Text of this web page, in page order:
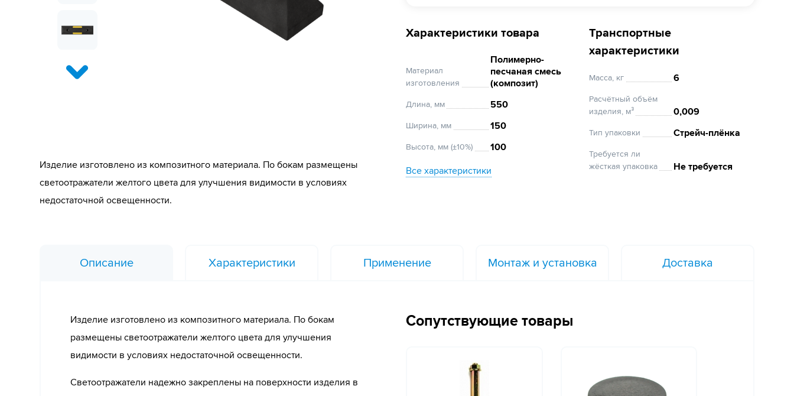
Изделие изготовлено из композитного материала. По бокам размещены
светоотражатели желтого цвета для улучшения видимости в условиях
недостаточной освещенности.
Характеристики товара
Материал
изготовления
Полимерно-
песчаная смесь
(композит)
Длина, мм 550
Ширина, мм 150
Высота, мм (±10%)
100
Все характеристики
Транспортные
характеристики
Масса, кг 6
Расчётный объём
изделия, м³
0,009
Тип упаковки Стрейч-плёнка
Требуется ли
жёсткая упаковка
Не требуется
Описание Характеристики Применение Монтаж и установка Доставка
Изделие изготовлено из композитного материала. По бокам
размещены светоотражатели желтого цвета для улучшения
видимости в условиях недостаточной освещенности.
Светоотражатели надежно закреплены на поверхности изделия в
Сопутствующие товары